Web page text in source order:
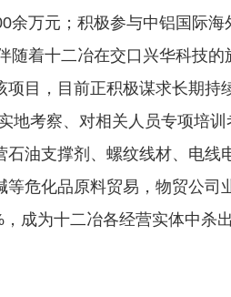
余万元；积极参与中铝国际海
随着十二冶在交口兴华科技的
目，目前正积极谋求长期持
考察、对相关人员专项培训
油支撑剂、螺纹线材、电线
危化品原料贸易，物贸公司
成为十二冶各经营实体中杀